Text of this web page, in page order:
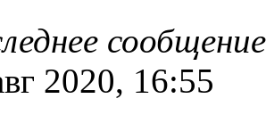
2020, 16:55